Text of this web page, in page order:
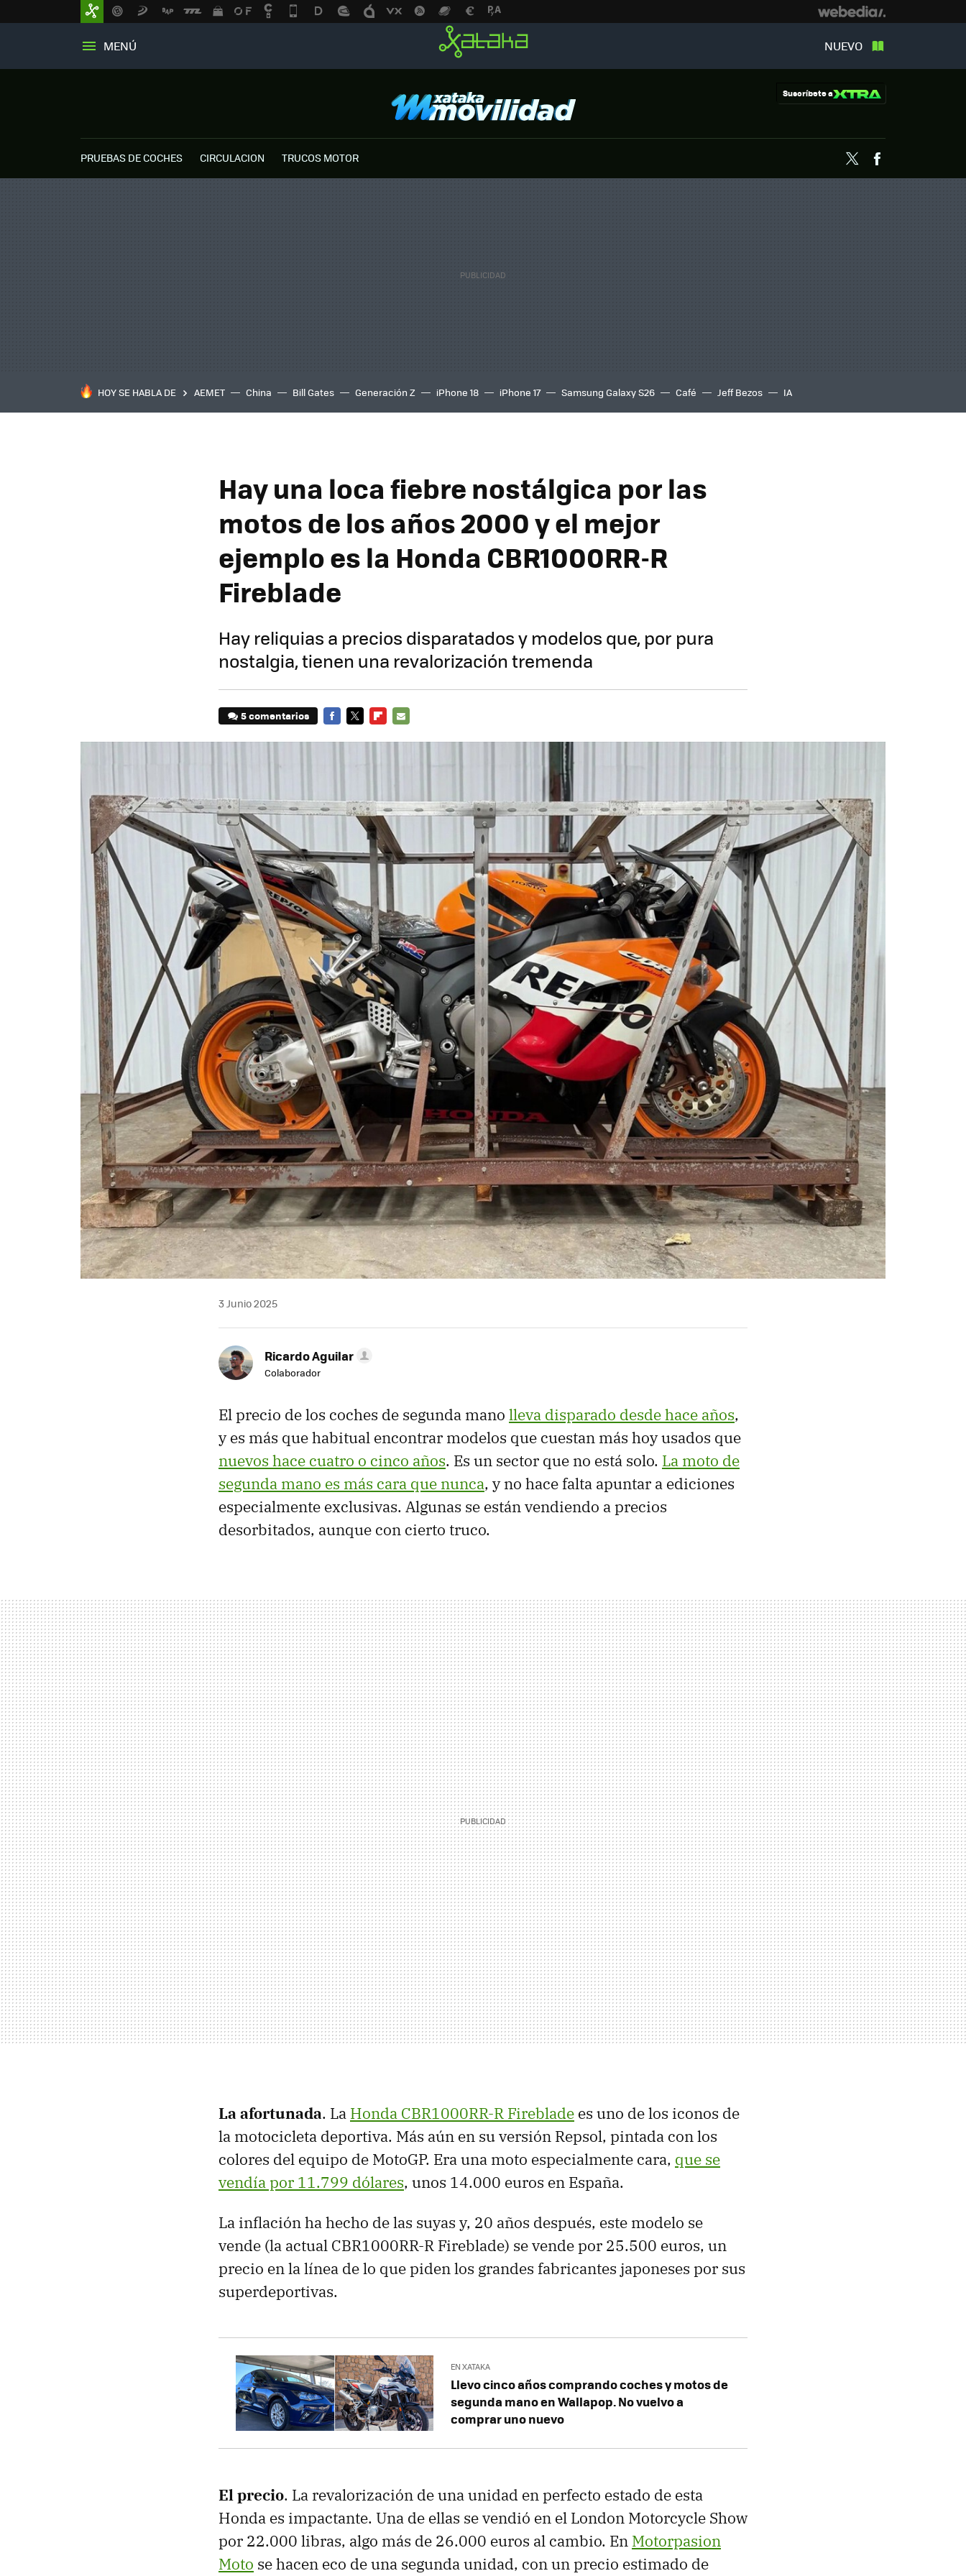
MENÚ NUEVO
Suscríbete a
PRUEBAS DE COCHES CIRCULACION TRUCOS MOTOR Twitter
HOY SE HABLA DE AEMET China Bill Gates Generación Z iPhone 18 iPhone 17 Samsung Galaxy S26 Café Jeff Bezos IA
Hay una loca fiebre nostálgica por las
motos de los años 2000 y el mejor
ejemplo es la Honda CBR1000RR-R
Fireblade
Hay reliquias a precios disparatados y modelos que, por pura
nostalgia, tienen una revalorización tremenda
5 comentarios
3 Junio 2025
Ricardo Aguilar
Colaborador
El precio de los coches de segunda mano lleva disparado desde hace años,
y es más que habitual encontrar modelos que cuestan más hoy usados que
nuevos hace cuatro o cinco años. Es un sector que no está solo. La moto de
segunda mano es más cara que nunca, y no hace falta apuntar a ediciones
especialmente exclusivas. Algunas se están vendiendo a precios
desorbitados, aunque con cierto truco.
La afortunada. La Honda CBR1000RR-R Fireblade es uno de los iconos de
la motocicleta deportiva. Más aún en su versión Repsol, pintada con los
colores del equipo de MotoGP. Era una moto especialmente cara, que se
vendía por 11.799 dólares, unos 14.000 euros en España.
La inflación ha hecho de las suyas y, 20 años después, este modelo se
vende (la actual CBR1000RR-R Fireblade) se vende por 25.500 euros, un
precio en la línea de lo que piden los grandes fabricantes japoneses por sus
superdeportivas.
EN XATAKA
Llevo cinco años comprando coches y motos de
segunda mano en Wallapop. No vuelvo a
comprar uno nuevo
El precio. La revalorización de una unidad en perfecto estado de esta
Honda es impactante. Una de ellas se vendió en el London Motorcycle Show
por 22.000 libras, algo más de 26.000 euros al cambio. En Motorpasion
Moto se hacen eco de una segunda unidad, con un precio estimado de